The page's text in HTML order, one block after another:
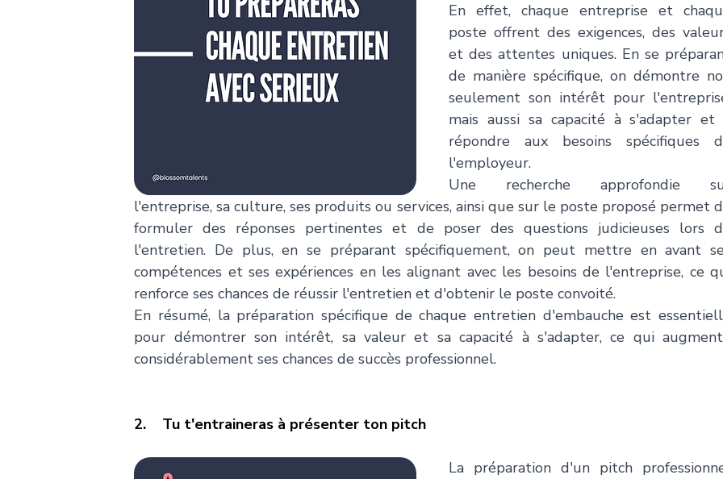
En effet, chaque entreprise et
poste offrent des exigences, des
et des attentes uniques. En se
de manière spécifique, on démontre
seulement son intérêt pour
mais aussi sa capacité à s'adapter et
répondre aux besoins spécifiques
l'employeur.
Une recherche approfondie
l'entreprise, sa culture, ses produits ou services, ainsi que sur le poste proposé permet
formuler des réponses pertinentes et de poser des questions judicieuses lors
l'entretien. De plus, en se préparant spécifiquement, on peut mettre en avant
compétences et ses expériences en les alignant avec les besoins de l'entreprise, ce
renforce ses chances de réussir l'entretien et d'obtenir le poste convoité.
En résumé, la préparation spécifique de chaque entretien d'embauche est
pour démontrer son intérêt, sa valeur et sa capacité à s'adapter, ce qui
considérablement ses chances de succès professionnel.
2.    Tu t'entraineras à présenter ton pitch
La préparation d'un pitch